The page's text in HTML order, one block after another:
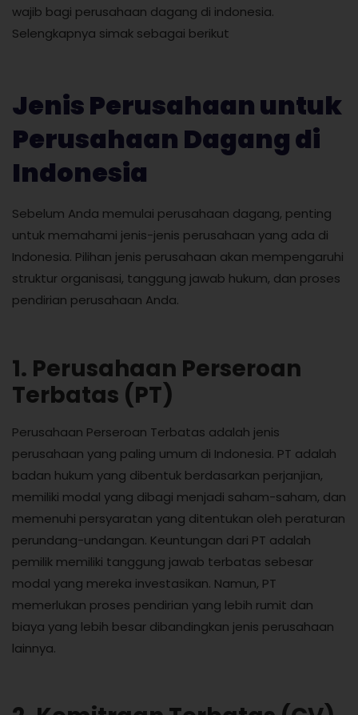
wajib bagi perusahaan dagang di indonesia.
Selengkapnya simak sebagai berikut
Jenis Perusahaan untuk
Perusahaan Dagang di
Indonesia
Sebelum Anda memulai perusahaan dagang, penting
untuk memahami jenis-jenis perusahaan yang ada di
Indonesia. Pilihan jenis perusahaan akan mempengaruhi
struktur organisasi, tanggung jawab hukum, dan proses
pendirian perusahaan Anda.
1. Perusahaan Perseroan
Terbatas (PT)
Perusahaan Perseroan Terbatas adalah jenis
perusahaan yang paling umum di Indonesia. PT adalah
badan hukum yang dibentuk berdasarkan perjanjian,
memiliki modal yang dibagi menjadi saham-saham, dan
memenuhi persyaratan yang ditentukan oleh peraturan
perundang-undangan. Keuntungan dari PT adalah
pemilik memiliki tanggung jawab terbatas sebesar
modal yang mereka investasikan. Namun, PT
memerlukan proses pendirian yang lebih rumit dan
biaya yang lebih besar dibandingkan jenis perusahaan
lainnya.